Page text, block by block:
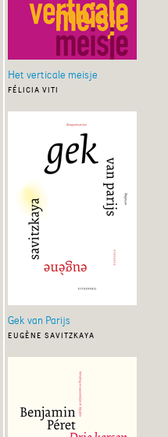
Het verticale meisje
félicia viti
Gek van Parijs
eugène savitzkaya